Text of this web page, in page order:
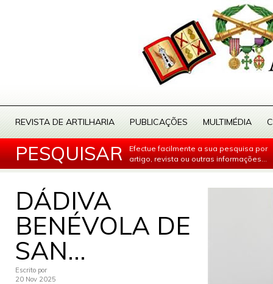
REVISTA DE ARTILHARIA PUBLICAÇÕES MULTIMÉDIA
PESQUISAR
Efectue facilmente a sua pesquisa por
artigo, revista ou outras informações...
DÁDIVA
BENÉVOLA DE
SAN...
Escrito por
20 Nov 2025